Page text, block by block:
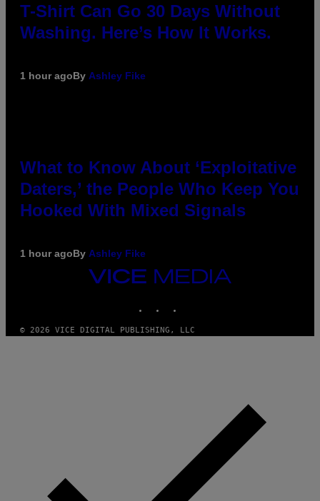
T-Shirt Can Go 30 Days Without
Washing. Here’s How It Works.
1 hour agoBy Ashley Fike
What to Know About ‘Exploitative
Daters,’ the People Who Keep You
Hooked With Mixed Signals
1 hour agoBy Ashley Fike
VICE
MEDIA
© 2026 VICE DIGITAL PUBLISHING, LLC